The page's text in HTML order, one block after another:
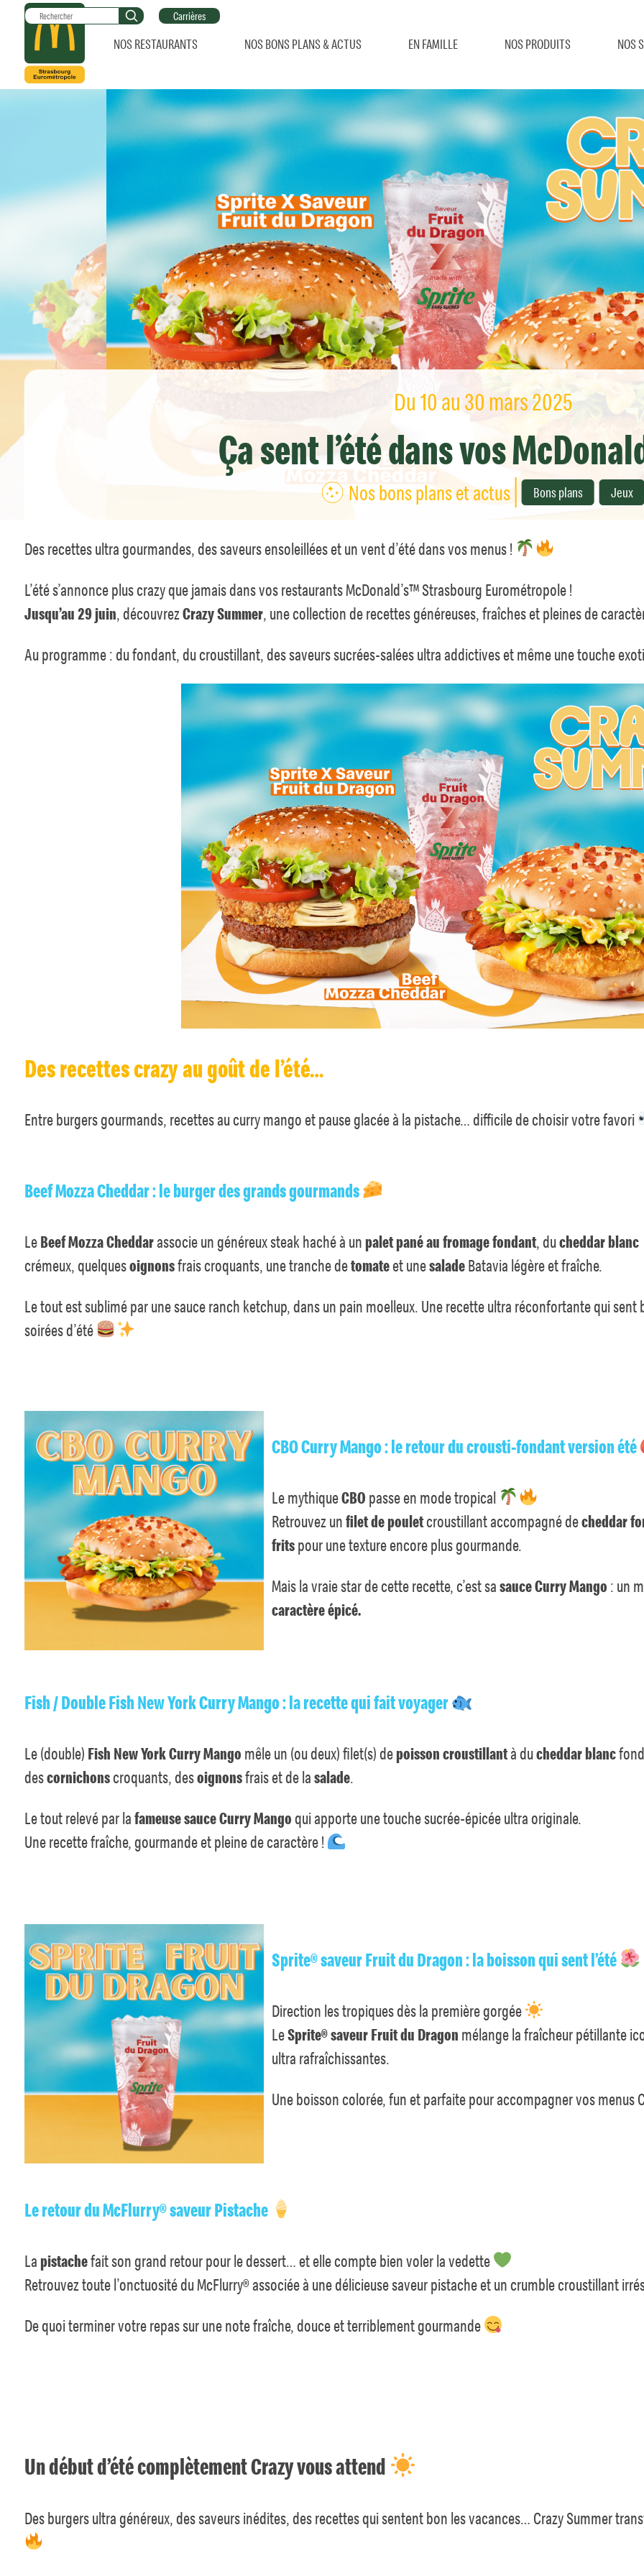
NOS RESTAURANTS NOS BONS PLANS & ACTUS EN FAMILLE NOS PRODUITS NOS
Carrières
Du 10au 30 mars 2025
Ça sent l’été dans vos
Nos bons plans et actus Bons plans Jeux
Des recettes ultra gourmandes, des saveurs ensoleillées et un vent d’été dans vos menus !
L’été s’annonce plus crazy que jamais dans vos restaurants McDonald’s™ Strasbourg Eurométropole !
Jusqu’au 29 juin, découvrezCrazy Summer, une collection de recettes généreuses, fraîches et pleines de
Au programme : du fondant, du croustillant, des saveurs sucrées-salées ultra addictives et même une touche
Des recettes crazy au goût de l’été…
Entre burgers gourmands, recettes au curry mango et pause glacée à la pistache… difficile de choisir votre favori
Beef Mozza Cheddar : le burger des grands gourmands
LeBeef Mozza Cheddarassocie un généreux steak haché à un palet pané au fromage fondant, ducheddar blanc
crémeux, quelquesoignonsfrais croquants, une tranche detomateet unesaladeBatavia légère et fraîche.
Le tout est sublimé par une sauce ranch ketchup, dans un pain moelleux. Une recette ultra réconfortante qui sent
soirées d’été
CBO Curry Mango : le retour du crousti-fondant version été
Le mythiqueCBO passe en mode tropical
Retrouvez unfilet de pouletcroustillant accompagné decheddar
fritspour une texture encore plus gourmande.
Mais la vraie star de cette recette, c’est sasauce Curry Mango : un
caractère épicé.
Fish / Double Fish New York Curry Mango : la recette qui fait voyager
Le (double) Fish New York Curry Mango mêle un (ou deux) filet(s) depoisson croustillantà ducheddar blanc
descornichonscroquants, desoignonsfrais et de lasalade.
Le tout relevé par lafameuse sauce Curry Mangoqui apporte une touche sucrée-épicée ultra originale.
Une recette fraîche, gourmande et pleine de caractère !
Sprite® saveur Fruit du Dragon : la boisson qui sent l’été
Direction les tropiques dès la première gorgée
LeSprite® saveur Fruit du Dragon mélange la fraîcheur pétillante
ultra rafraîchissantes.
Une boisson colorée, fun et parfaite pour accompagner vos menus
Le retour du McFlurry® saveur Pistache
La pistachefait son grand retour pour le dessert… et elle compte bien voler la vedette
Retrouvez toute l’onctuosité du McFlurry® associée à une délicieuse saveur pistache et un crumble croustillant
De quoi terminer votre repas sur une note fraîche, douce et terriblement gourmande
Un début d’été complètement Crazy vous attend
Des burgers ultra généreux, des saveurs inédites, des recettes qui sentent bon les vacances… Crazy Summer